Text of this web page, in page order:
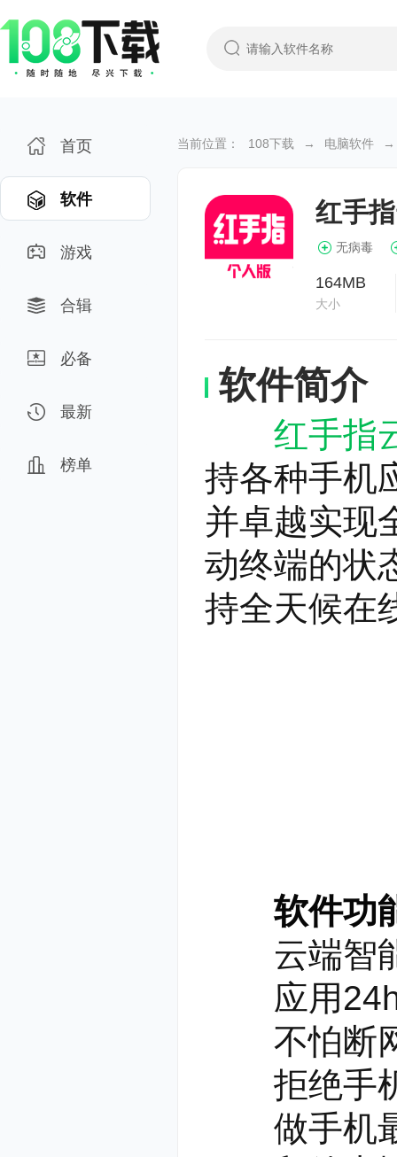
首页
软件
游戏
合辑
必备
最新
榜单
当前位置： 108下载 → 电脑软件 →
红手
无病毒
164MB
大小
软件简介
红手指
持各种手机
并卓越实现
动终端的状
持全天候在
软件功
云端智
应用24h
不怕断网
拒绝手机
做手机最